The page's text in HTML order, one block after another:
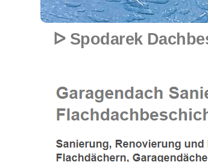
ᐅ Spodarek